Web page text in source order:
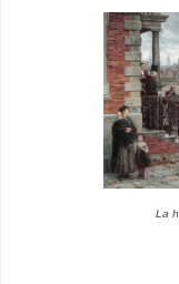
La